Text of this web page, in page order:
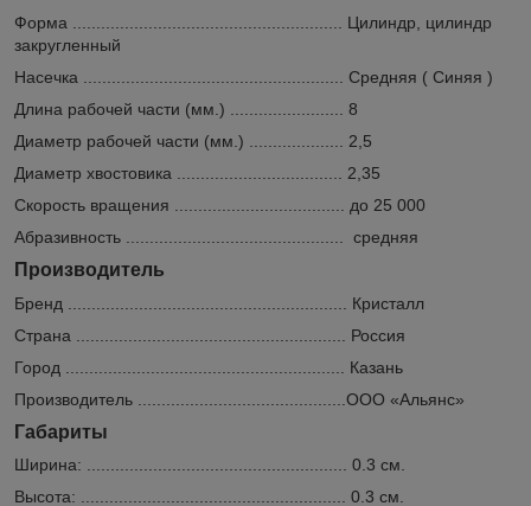
Форма ......................................................... Цилиндр, цилиндр
закругленный
Насечка ....................................................... Средняя ( Синяя )
Длина рабочей части (мм.) ........................ 8
Диаметр рабочей части (мм.) .................... 2,5
Диаметр хвостовика ................................... 2,35
Скорость вращения .................................... до 25 000
Абразивность .............................................. средняя
Производитель
Бренд ........................................................... Кристалл
Страна ......................................................... Россия
Город ........................................................... Казань
Производитель ............................................ООО «Альянс»
Габариты
Ширина: ....................................................... 0.3 см.
Высота: ........................................................ 0.3 см.